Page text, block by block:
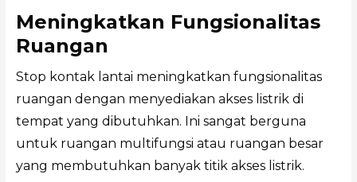
Meningkatkan Fungsionalitas
Ruangan
Stop kontak lantai meningkatkan fungsionalitas
ruangan dengan menyediakan akses listrik di
tempat yang dibutuhkan. Ini sangat berguna
untuk ruangan multifungsi atau ruangan besar
yang membutuhkan banyak titik akses listrik.